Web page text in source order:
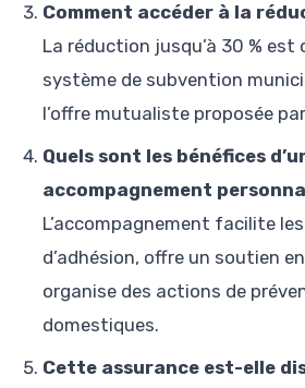
Comment accéder à la
La réduction jusqu’à 30 % est
système de subvention
l’offre mutualiste proposée
Quels sont les bénéfices
accompagnement
L’accompagnement facilite
d’adhésion, offre un soutien
organise des actions de
domestiques.
Cette assurance est-elle